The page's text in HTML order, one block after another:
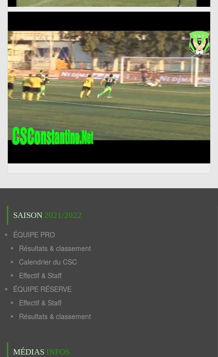
SAISON 2021/2022
ÉQUIPE PRO
Résultats & classement
Calendrier du CSC
Effectif & Staff
ÉQUIPE RÉSERVE
Effectif & Staff
Résultats & classement
MÉDIAS INFOS